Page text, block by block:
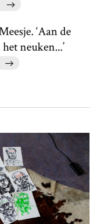
‘Aan de
neuken...’